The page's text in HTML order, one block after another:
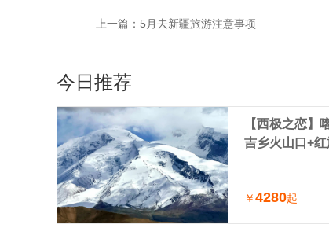
上一篇： 5月去新疆旅游注意事项
今日推荐
【西极之恋】
吉乡火山口+
￥4280起